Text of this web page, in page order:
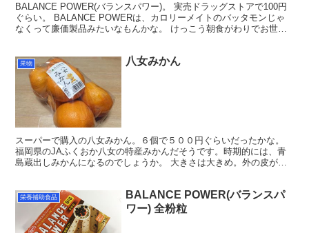
BALANCE POWER(バランスパワー)。 実売ドラッグストアで100円
ぐらい。 BALANCE POWERは、カロリーメイトのバッタモンじゃ
なくって廉価製品みたいなもんかな。 けっこう朝食がわりでお世話
果物 八女みかん
スーパーで購入の八女みかん。６個で５００円ぐらいだったかな。
福岡県のJAふくおか八女の特産みかんだそうです。時期的には、青
島蔵出しみかんになるのでしょうか。 大きさは大きめ。外の皮が柔
栄養補助食品
BALANCE POWER(バランスパ
ワー) 全粉粒